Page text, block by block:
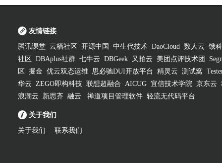
友情链接
腾讯课堂 云栖社区 开源中国 中生代技术 DaoCloud 数人云 饿
社区
DBAplus社群 七牛云 DBGeek 又拍云 美团点评技术团
区
掘金 优云双态运维 思必驰DUI开放平台 精灵云 测试窝
华云 ZEGO即构科技 联想超融合 AICUG 宜信技术学院 京东云
浪潮云
新思齐 融云 禅道项目管理软件 轻流无代码平台
关于我们
关于我们 联系我们